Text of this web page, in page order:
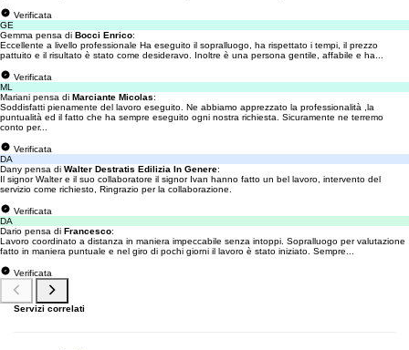
Verificata
GE
Gemma pensa di Bocci Enrico:
Eccellente a livello professionale Ha eseguito il sopralluogo, ha rispettato i tempi, il prezzo
pattuito e il risultato è stato come desideravo. Inoltre è una persona gentile, affabile e ha...
Verificata
ML
Mariani pensa di Marciante Micolas:
Soddisfatti pienamente del lavoro eseguito. Ne abbiamo apprezzato la professionalità ,la
puntualità ed il fatto che ha sempre eseguito ogni nostra richiesta. Sicuramente ne terremo
conto per...
Verificata
DA
Dany pensa di Walter Destratis Edilizia In Genere:
Il signor Walter e il suo collaboratore il signor Ivan hanno fatto un bel lavoro, intervento del
servizio come richiesto, Ringrazio per la collaborazione.
Verificata
DA
Dario pensa di Francesco:
Lavoro coordinato a distanza in maniera impeccabile senza intoppi. Sopralluogo per valutazione
fatto in maniera puntuale e nel giro di pochi giorni il lavoro è stato iniziato. Sempre...
Verificata
Servizi correlati